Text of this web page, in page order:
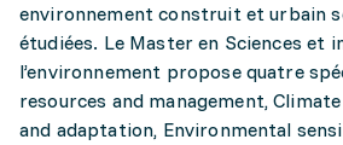
environnement construit et urbain
étudiées. Le Master en Sciences et
l’environnement propose quatre
resources and management,
and adaptation, Environmental